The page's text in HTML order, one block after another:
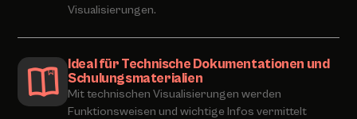
Visualisierungen.
Ideal für Technische Dokumentationen und
Schulungsmaterialien
Mit technischen Visualisierungen werden
Funktionsweisen und wichtige Infos vermittelt